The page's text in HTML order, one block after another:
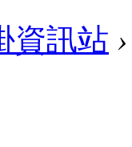
資訊站 ›